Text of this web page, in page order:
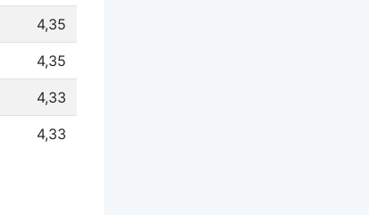
4,35
4,35
4,33
4,33